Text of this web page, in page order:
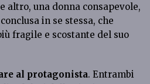
altro, una donna consapevole,
in se stessa, che
fragile e scostante del suo
al protagonista. Entrambi